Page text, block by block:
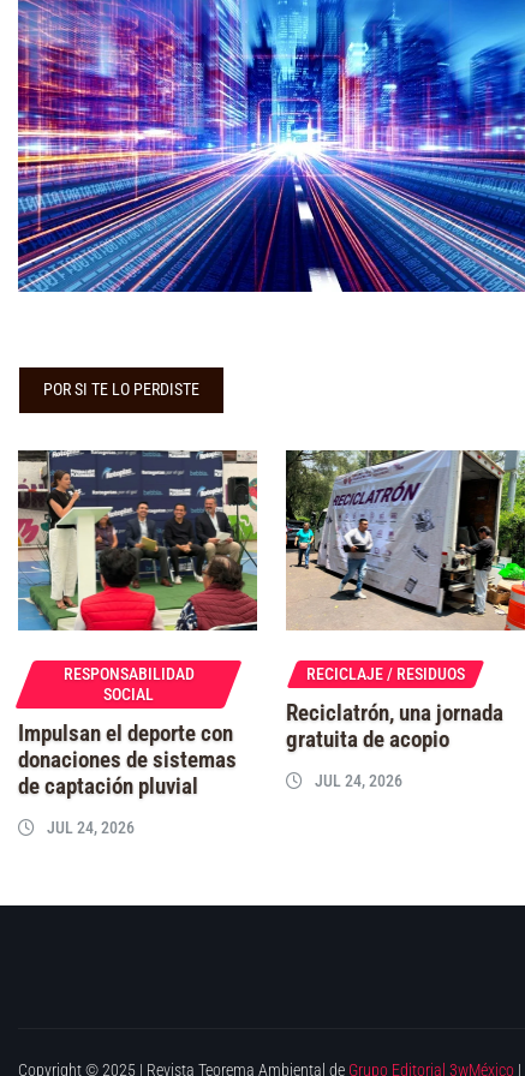
POR SI TE LO PERDISTE
RESPONSABILIDAD
SOCIAL
Impulsan el deporte con
donaciones de sistemas
de captación pluvial
JUL 24, 2026
RECICLAJE / RESIDUOS
Reciclatrón, una jornada
gratuita de acopio
JUL 24, 2026
Copyright © 2025 | Revista Teorema Ambiental de Grupo Editorial 3wMéxico |